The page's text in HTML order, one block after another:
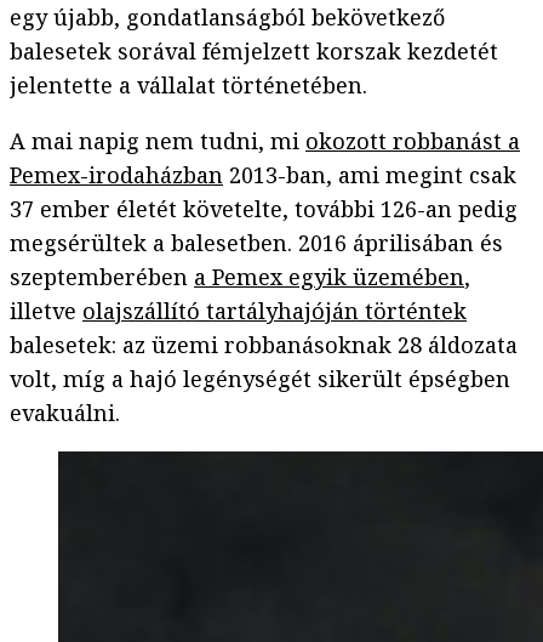
egy újabb, gondatlanságból bekövetkező
balesetek sorával fémjelzett korszak kezdetét
jelentette a vállalat történetében.
A mai napig nem tudni, mi okozott robbanást a
Pemex-irodaházban 2013-ban, ami megint csak
37 ember életét követelte, további 126-an pedig
megsérültek a balesetben. 2016 áprilisában és
szeptemberében a Pemex egyik üzemében,
illetve olajszállító tartályhajóján történtek
balesetek: az üzemi robbanásoknak 28 áldozata
volt, míg a hajó legénységét sikerült épségben
evakuálni.